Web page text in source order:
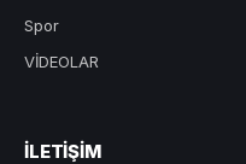
Spor
VİDEOLAR
ILETIŞIM